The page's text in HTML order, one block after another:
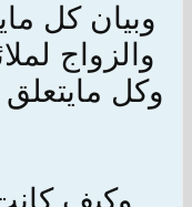
وبيان كل
والزواج
وكل مايتعلق
وكيف